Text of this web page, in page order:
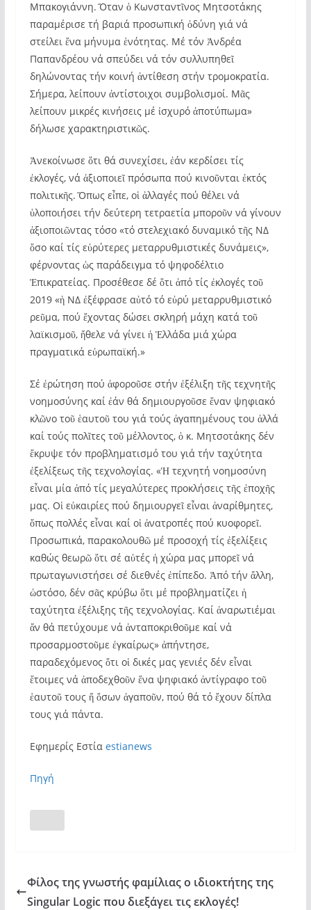
Μπακογιάννη. Ὅταν ὁ Κωνσταντῖνος Μητσοτάκης
παραμέρισε τή βαριά προσωπική ὀδύνη γιά νά
στείλει ἕνα μήνυμα ἑνότητας. Μέ τόν Ἀνδρέα
Παπανδρέου νά σπεύδει νά τόν συλλυπηθεῖ
δηλώνοντας τήν κοινή ἀντίθεση στήν τρομοκρατία.
Σήμερα, λείπουν ἀντίστοιχοι συμβολισμοί. Μᾶς
λείπουν μικρές κινήσεις μέ ἰσχυρό ἀποτύπωμα»
δήλωσε χαρακτηριστικῶς.
Ἀνεκοίνωσε ὅτι θά συνεχίσει, ἐάν κερδίσει τίς
ἐκλογές, νά ἀξιοποιεῖ πρόσωπα πού κινοῦνται ἐκτός
πολιτικῆς. Ὅπως εἶπε, οἱ ἀλλαγές πού θέλει νά
ὑλοποιήσει τήν δεύτερη τετραετία μποροῦν νά γίνουν
ἀξιοποιῶντας τόσο «τό στελεχιακό δυναμικό τῆς ΝΔ
ὅσο καί τίς εὐρύτερες μεταρρυθμιστικές δυνάμεις»,
φέρνοντας ὡς παράδειγμα τό ψηφοδέλτιο
Ἐπικρατείας. Προσέθεσε δέ ὅτι ἀπό τίς ἐκλογές τοῦ
2019 «ἡ ΝΔ ἐξέφρασε αὐτό τό εὐρύ μεταρρυθμιστικό
ρεῦμα, πού ἔχοντας δώσει σκληρή μάχη κατά τοῦ
λαϊκισμοῦ, ἤθελε νά γίνει ἡ Ἑλλάδα μιά χώρα
πραγματικά εὐρωπαϊκή.»
Σέ ἐρώτηση πού ἀφοροῦσε στήν ἐξέλιξη τῆς τεχνητῆς
νοημοσύνης καί ἐάν θά δημιουργοῦσε ἕναν ψηφιακό
κλῶνο τοῦ ἑαυτοῦ του γιά τούς ἀγαπημένους του ἀλλά
καί τούς πολῖτες τοῦ μέλλοντος, ὁ κ. Μητσοτάκης δέν
ἔκρυψε τόν προβληματισμό του γιά τήν ταχύτητα
ἐξελίξεως τῆς τεχνολογίας. «Ἡ τεχνητή νοημοσύνη
εἶναι μία ἀπό τίς μεγαλύτερες προκλήσεις τῆς ἐποχῆς
μας. Οἱ εὐκαιρίες πού δημιουργεῖ εἶναι ἀναρίθμητες,
ὅπως πολλές εἶναι καί οἱ ἀνατροπές πού κυοφορεῖ.
Προσωπικά, παρακολουθῶ μέ προσοχή τίς ἐξελίξεις
καθώς θεωρῶ ὅτι σέ αὐτές ἡ χώρα μας μπορεῖ νά
πρωταγωνιστήσει σέ διεθνές ἐπίπεδο. Ἀπό τήν ἄλλη,
ὡστόσο, δέν σᾶς κρύβω ὅτι μέ προβληματίζει ἡ
ταχύτητα ἐξέλιξης τῆς τεχνολογίας. Καί ἀναρωτιέμαι
ἄν θά πετύχουμε νά ἀνταποκριθοῦμε καί νά
προσαρμοστοῦμε ἐγκαίρως» ἀπήντησε,
παραδεχόμενος ὅτι οἱ δικές μας γενιές δέν εἶναι
ἕτοιμες νά ἀποδεχθοῦν ἕνα ψηφιακό ἀντίγραφο τοῦ
ἑαυτοῦ τους ἤ ὅσων ἀγαποῦν, πού θά τό ἔχουν δίπλα
τους γιά πάντα.
Εφημερίς Εστία estianews
Πηγή
Φίλος της γνωστής φαμίλιας ο ιδιοκτήτης της
Singular Logic που διεξάγει τις εκλογές!